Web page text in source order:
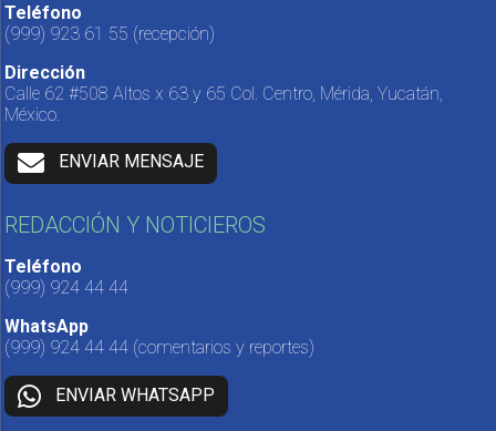
Teléfono
(999) 923 61 55 (recepción)
Dirección
Calle 62 #508 Altos x 63 y 65 Col. Centro, Mérida, Yucatán,
México.
ENVIAR MENSAJE
REDACCIÓN Y NOTICIEROS
Teléfono
(999) 924 44 44
WhatsApp
(999) 924 44 44 (comentarios y reportes)
ENVIAR WHATSAPP